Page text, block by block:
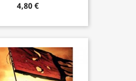
4,80 €